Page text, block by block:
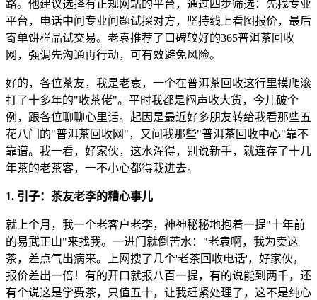
路。他建议选择有正规网站的平台，通过四步筛选：先找专业
平台，电话中问专业问题试探对方，坚持线上看图报价，最后
寄单饼样品试交易。老袁推荐了口碑较好的365普洱茶回收
网，强调先沟通再行动，可有效避免风险。
好的，各位茶友，我是老袁，一个在普洱茶回收这行里摸爬滚
打了十多年的"收茶佬"。平时我都是闷声收大货，今儿破个
例，跟各位聊聊心里话。起因是最近好多朋友转给我看那些五
花八门的"普洱茶回收网"，又问我那些"普洱茶回收中心"靠不
靠谱。我一看，好家伙，这水浑得，别说新手，就连存了十几
年茶的老茶客，一不小心都得栽进去。
1. 引子：茶友老李的糟心事儿
就上个月，我一个老客户老李，神神秘秘地抱着一提"十年前
的易武正山"来找我。一进门就倒苦水："老袁啊，我为卖这
茶，差点气出病来。上网搜了几个'老茶回收电话'，好家伙，
报价差出一倍！有的开口就报八百一提，有的说能到两千，还
有个说这是学费茶，只值五十，让我赶紧处理了，这不是纯心